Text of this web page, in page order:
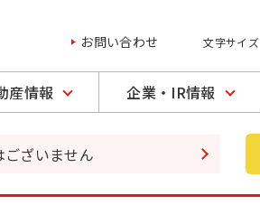
お問い合わせ 文字サイズ
産情報 企業・IR情報
ざいません